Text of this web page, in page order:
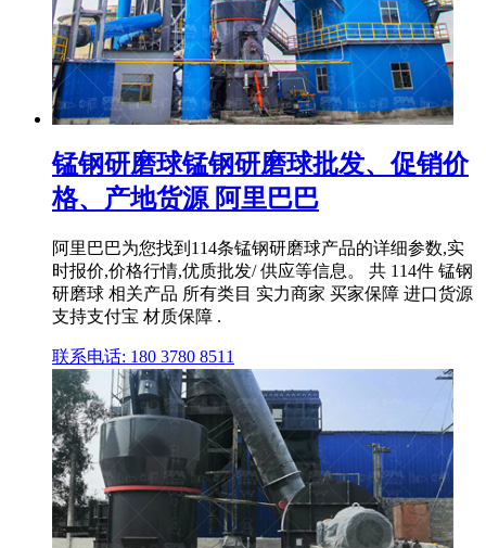
锰钢研磨球锰钢研磨球批发、促销价
格、产地货源 阿里巴巴
阿里巴巴为您找到114条锰钢研磨球产品的详细参数,实
时报价,价格行情,优质批发/ 供应等信息。 共 114件 锰钢
研磨球 相关产品 所有类目 实力商家 买家保障 进口货源
支持支付宝 材质保障 .
联系电话: 180 3780 8511